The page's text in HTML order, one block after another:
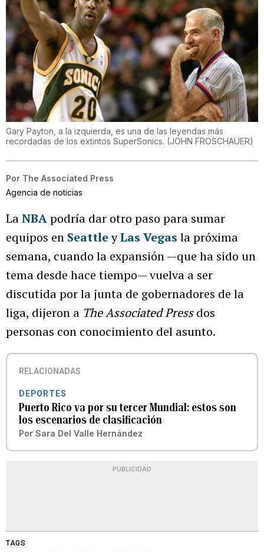
Gary Payton, a la izquierda, es una de las leyendas más
recordadas de los extintos SuperSonics. (JOHN FROSCHAUER)
Por The Associated Press
Agencia de noticias
LaNBApodría dar otro paso para sumar
equipos en SeattleyLas Vegas la próxima
semana, cuando la expansión —que ha sido un
tema desde hace tiempo— vuelva a ser
discutida por la junta de gobernadores de la
liga, dijeron a The Associated Pressdos
personas con conocimiento del asunto.
RELACIONADAS
DEPORTES
Puerto Rico va por su tercer Mundial: estos son
los escenarios de clasificación
Por Sara Del Valle Hernández
PUBLICIDAD
TAGS